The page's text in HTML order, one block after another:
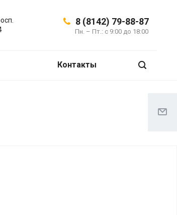
8 (8142) 79-88-87
Пн. – Пт.: с 9:00 до 18:00
Контакты